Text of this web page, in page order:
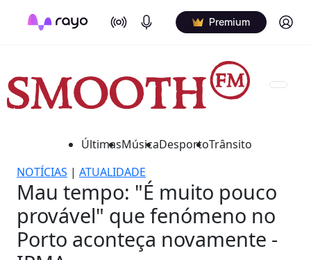
On Air Podcasts Premium Log in
ÚltimasMúsicaDesportoTrânsito
NOTÍCIAS | ATUALIDADE
Mau tempo: "É muito pouco
provável" que fenómeno no
Porto aconteça novamente -